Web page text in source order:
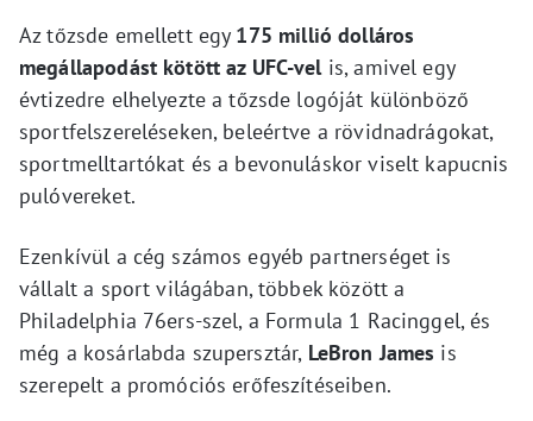
Az tőzsde emellett egy 175 millió dolláros
megállapodást kötött az UFC-velis, amivel egy
évtizedre elhelyezte a tőzsde logóját különböző
sportfelszereléseken, beleértve a rövidnadrágokat,
sportmelltartókat és a bevonuláskor viselt kapucnis
pulóvereket.
Ezenkívül a cég számos egyéb partnerséget is
vállalt a sport világában, többek között a
Philadelphia 76ers-szel, a Formula 1 Racinggel, és
még a kosárlabda szupersztár, LeBron James is
szerepelt a promóciós erőfeszítéseiben.